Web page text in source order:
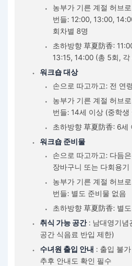
농부가 기른 계절 허브
번들: 12:00, 13:00,
회차별 8명
초하방향 草夏防香:
13:15, 14:00 (총 5회,
워크숍 대상
손으로 따고까고: 전 연
농부가 기른 계절 허브
번들: 14세 이상 (중학생
초하방향 草夏防香: 6세
워크숍 준비물
손으로 따고까고: 다듬
장바구니 또는 다회용기
농부가 기른 계절 허브
번들: 별도 준비물 없음
초하방향 草夏防香: 별
취식 가능 공간 : 남대영기념
공간 식음료 반입 제한)
수녀원 출입 안내 : 출입 불
추후 안내도 확인 필수